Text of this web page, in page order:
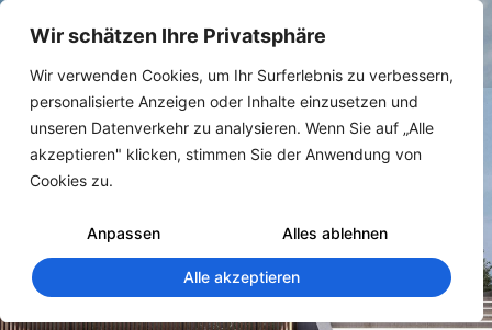
Wir schätzen Ihre Privatsphäre
Wir verwenden Cookies, um Ihr Surferlebnis zu verbessern,
personalisierte Anzeigen oder Inhalte einzusetzen und
unseren Datenverkehr zu analysieren. Wenn Sie auf „Alle
akzeptieren" klicken, stimmen Sie der Anwendung von
Cookies zu.
Anpassen Alles ablehnen
Alle akzeptieren
#DigitaleZwillinge